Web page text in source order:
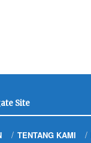
Site
TENTANG KAMI